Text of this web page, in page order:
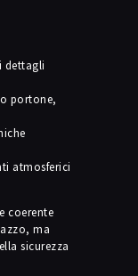
dettagli
portone,
atmosferici
coerente
ma
sicurezza